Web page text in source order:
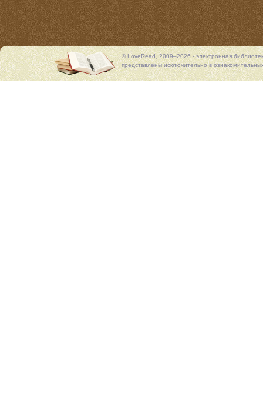
© LoveRead, 2009–2026 - электронная
представлены исключительно в